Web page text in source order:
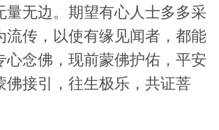
量无边。期望有心人士多多采
流传，以使有缘见闻者，都能
心念佛，现前蒙佛护佑，平安
佛接引，往生极乐，共证菩